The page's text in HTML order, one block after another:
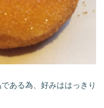
ある為、好みははっきり